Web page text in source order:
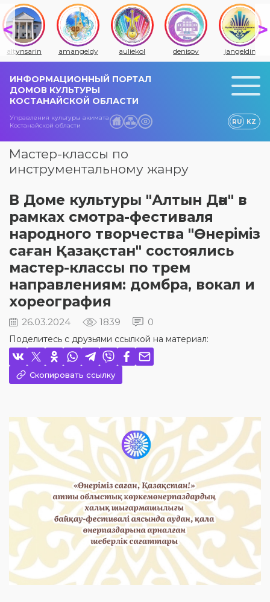
amangeldy auliekol denisov jangeldin jitiqara
ИНФОРМАЦИОННЫЙ ПОРТАЛ
ДОМОВ КУЛЬТУРЫ
КОСТАНАЙСКОЙ ОБЛАСТИ
Управления культуры акимата
Костанайской области
RU KZ
Мастер-классы по
инструментальному жанру
В Доме культуры "Алтын Дән" в
рамках смотра-фестиваля
народного творчества "Өнеріміз
саған Қазақстан" состоялись
мастер-классы по трем
направлениям: домбра, вокал и
хореография
26.03.2024 1839 0
Поделитесь с друзьями ссылкой на материал:
Скопировать ссылку